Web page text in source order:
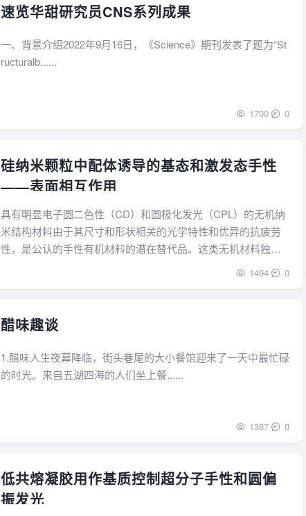
速览华甜研究员CNS系列成果
一、背景介绍2022年9月16日，《Science》期刊发表了题为“St
ructuralb......
1700 0
硅纳米颗粒中配体诱导的基态和激发态手性
——表面相互作用
具有明显电子圆二色性（CD）和圆极化发光（CPL）的无机纳
米结构材料由于其尺寸和形状相关的光学特性和优异的抗疲劳
性，是公认的手性有机材料的潜在替代品。这类无机材料独特
的手性光学性质引起了物理学、化学和生物学（如手性磁学、
1494 0
醋味趣谈
1.醋味人生夜幕降临，街头巷尾的大小餐馆迎来了一天中最忙碌
的时光。来自五湖四海的人们坐上餐......
1387 0
低共熔凝胶用作基质控制超分子手性和圆偏
振发光